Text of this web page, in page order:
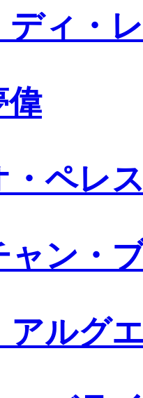
ディ・
偉
・ペレ
ャン・
アルグ